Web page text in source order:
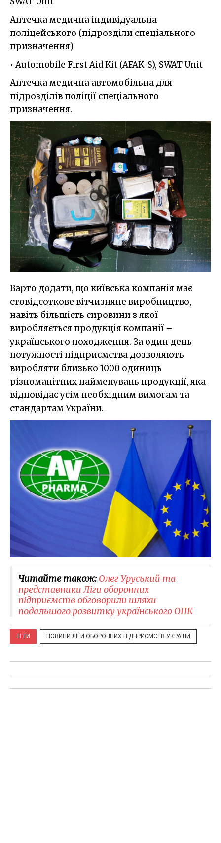
Аптечка медична індивідуальна
поліцейського (підрозділи спеціального
призначення)
• Automobile First Aid Kit (AFAK-S), SWAT Unit
Аптечка медична автомобільна для
підрозділів поліції спеціального
призначення.
Варто додати, що київська компанія має
стовідсоткове вітчизняне виробництво,
навіть більшість сировини з якої
виробляється продукція компанії –
українського походження. За один день
потужності підприємства дозволяють
виробляти близько 1000 одиниць
різноманітних найменувань продукції, яка
відповідає усім необхідним вимогам та
стандартам України.
Читайте також:Олег Уруський та
представники Ліги оборонних
підприємств обговорили шляхи
подальшого розвитку українського ОПК
ТЕГИ НОВИНИ ЛІГИ ОБОРОННИХ ПІДПРИЄМСТВ УКРАЇНИ